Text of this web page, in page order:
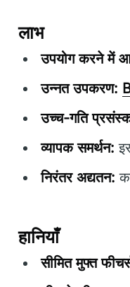
लाभ
उपयोग करने में
उन्नत उपकरण:
उच्च-गति
व्यापक समर्थन:
निरंतर अद्यतन:
हानियाँ
सीमित मुफ्त